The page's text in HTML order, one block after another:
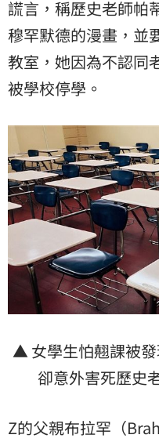
謊言 ，稱歷史老師帕
穆罕默德的漫畫，並
教室，她因為不認同
被學校停學。
▲ 女學生怕翹課被
卻意外害死歷史
Z的父親布拉罕（